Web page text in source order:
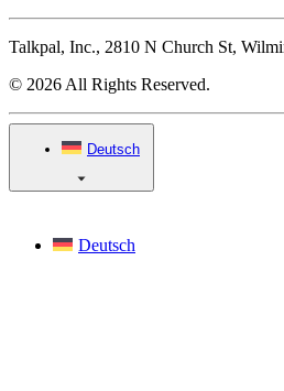
Talkpal, Inc., 2810 N Church St,
© 2026 All Rights Reserved.
Deutsch
Deutsch